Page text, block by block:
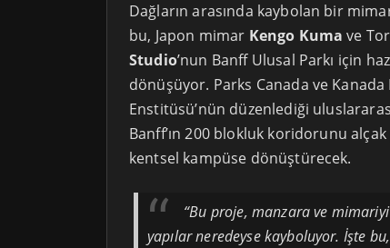
Dağların arasında kaybolan bir
bu, Japon mimar Kengo Kuma ve
Studio’nun Banff Ulusal Parkı için
dönüşüyor. Parks Canada ve
Enstitüsü’nün düzenlediği
Banff’ın 200 blokluk koridorunu
kentsel kampüse dönüştürecek.
“Bu proje, manzara ve
yapılar neredeyse kayboluyor. İşte